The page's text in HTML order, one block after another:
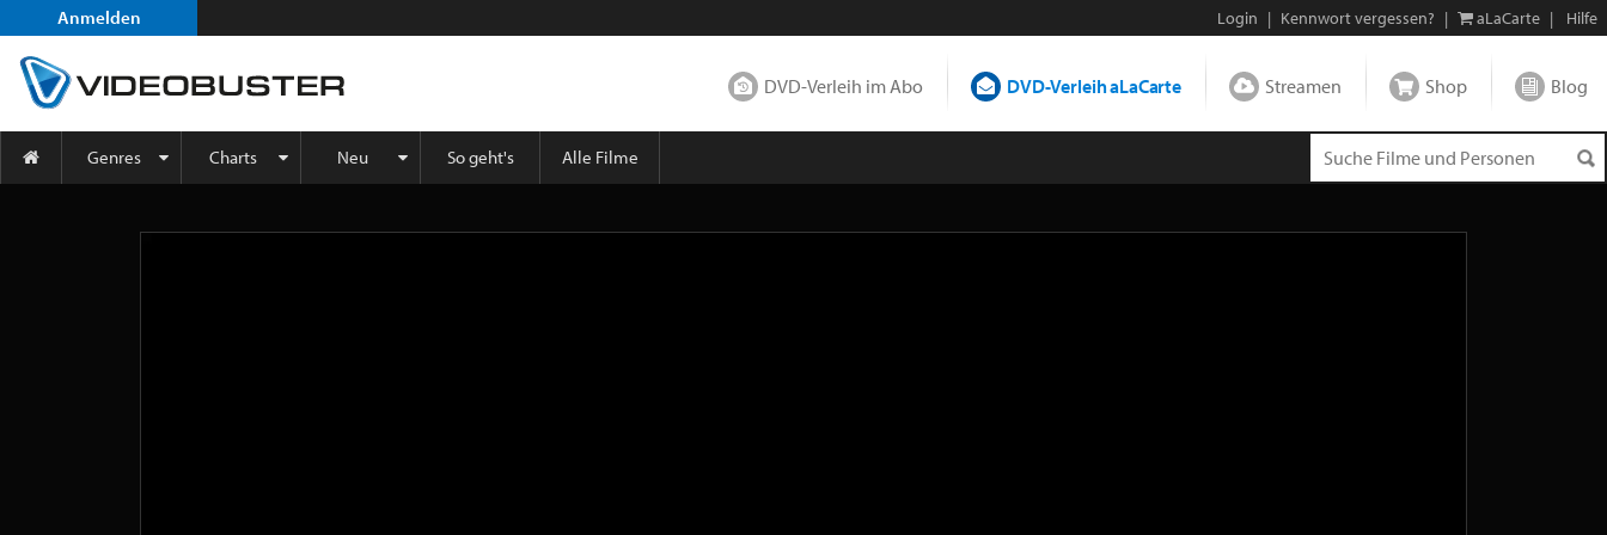
Anmelden Login | Kennwort vergessen? | aLaCarte | Hilfe
DVD-Verleih im Abo DVD-Verleih aLaCarte Streamen Shop Blog
Genres Charts Neu So geht's Alle Filme